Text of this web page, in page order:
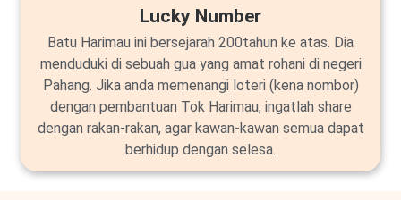
Lucky Number
Batu Harimau ini bersejarah 200tahun ke atas. Dia
menduduki di sebuah gua yang amat rohani di negeri
Pahang. Jika anda memenangi loteri (kena nombor)
dengan pembantuan Tok Harimau, ingatlah share
dengan rakan-rakan, agar kawan-kawan semua dapat
berhidup dengan selesa.